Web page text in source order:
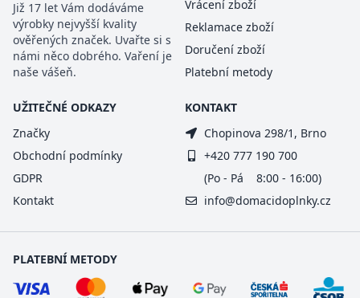
Již 17 let Vám dodáváme
výrobky nejvyšší kvality
ověřených značek. Uvařte si s
námi něco dobrého. Vaření je
naše vášeň.
Vrácení zboží
Reklamace zboží
Doručení zboží
Platební metody
UŽITEČNÉ ODKAZY
Značky
Obchodní podmínky
GDPR
Kontakt
KONTAKT
Chopinova 298/1, Brno
+420 777 190 700
(Po - Pá 8:00 - 16:00)
info@domacidoplnky.cz
PLATEBNÍ METODY